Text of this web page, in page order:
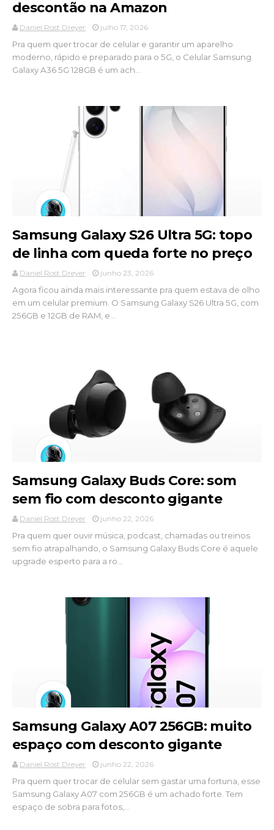
descontão na Amazon
Daniel Rost Dreyer julho 17, 2026
Pra quem quer trocar de celular e garantir um aparelho
moderno, rápido e preparado para o 5G, o Celular Samsung
Galaxy A36 5G 128GB é um ach...
Samsung Galaxy S26 Ultra 5G: topo
de linha com queda forte no preço
Daniel Rost Dreyer junho 23, 2026
Agora ficou ainda mais interessante pra quem estava de olho
em um celular premium. O Samsung Galaxy S26 Ultra 5G, com
256GB e 12GB de RAM, e...
Samsung Galaxy Buds Core: som
sem fio com desconto gigante
Daniel Rost Dreyer junho 22, 2026
Pra quem quer ouvir música, podcast, chamadas ou treinos
sem fio atrapalhando, o Samsung Galaxy Buds Core é aquele
upgrade esperto para a ro...
Samsung Galaxy A07 256GB: muito
espaço com desconto gigante
Daniel Rost Dreyer junho 22, 2026
Pra quem quer trocar de celular sem gastar uma fortuna, esse
Samsung Galaxy A07 com 256GB é um achado forte. Tem
espaço de sobra para fotos,...